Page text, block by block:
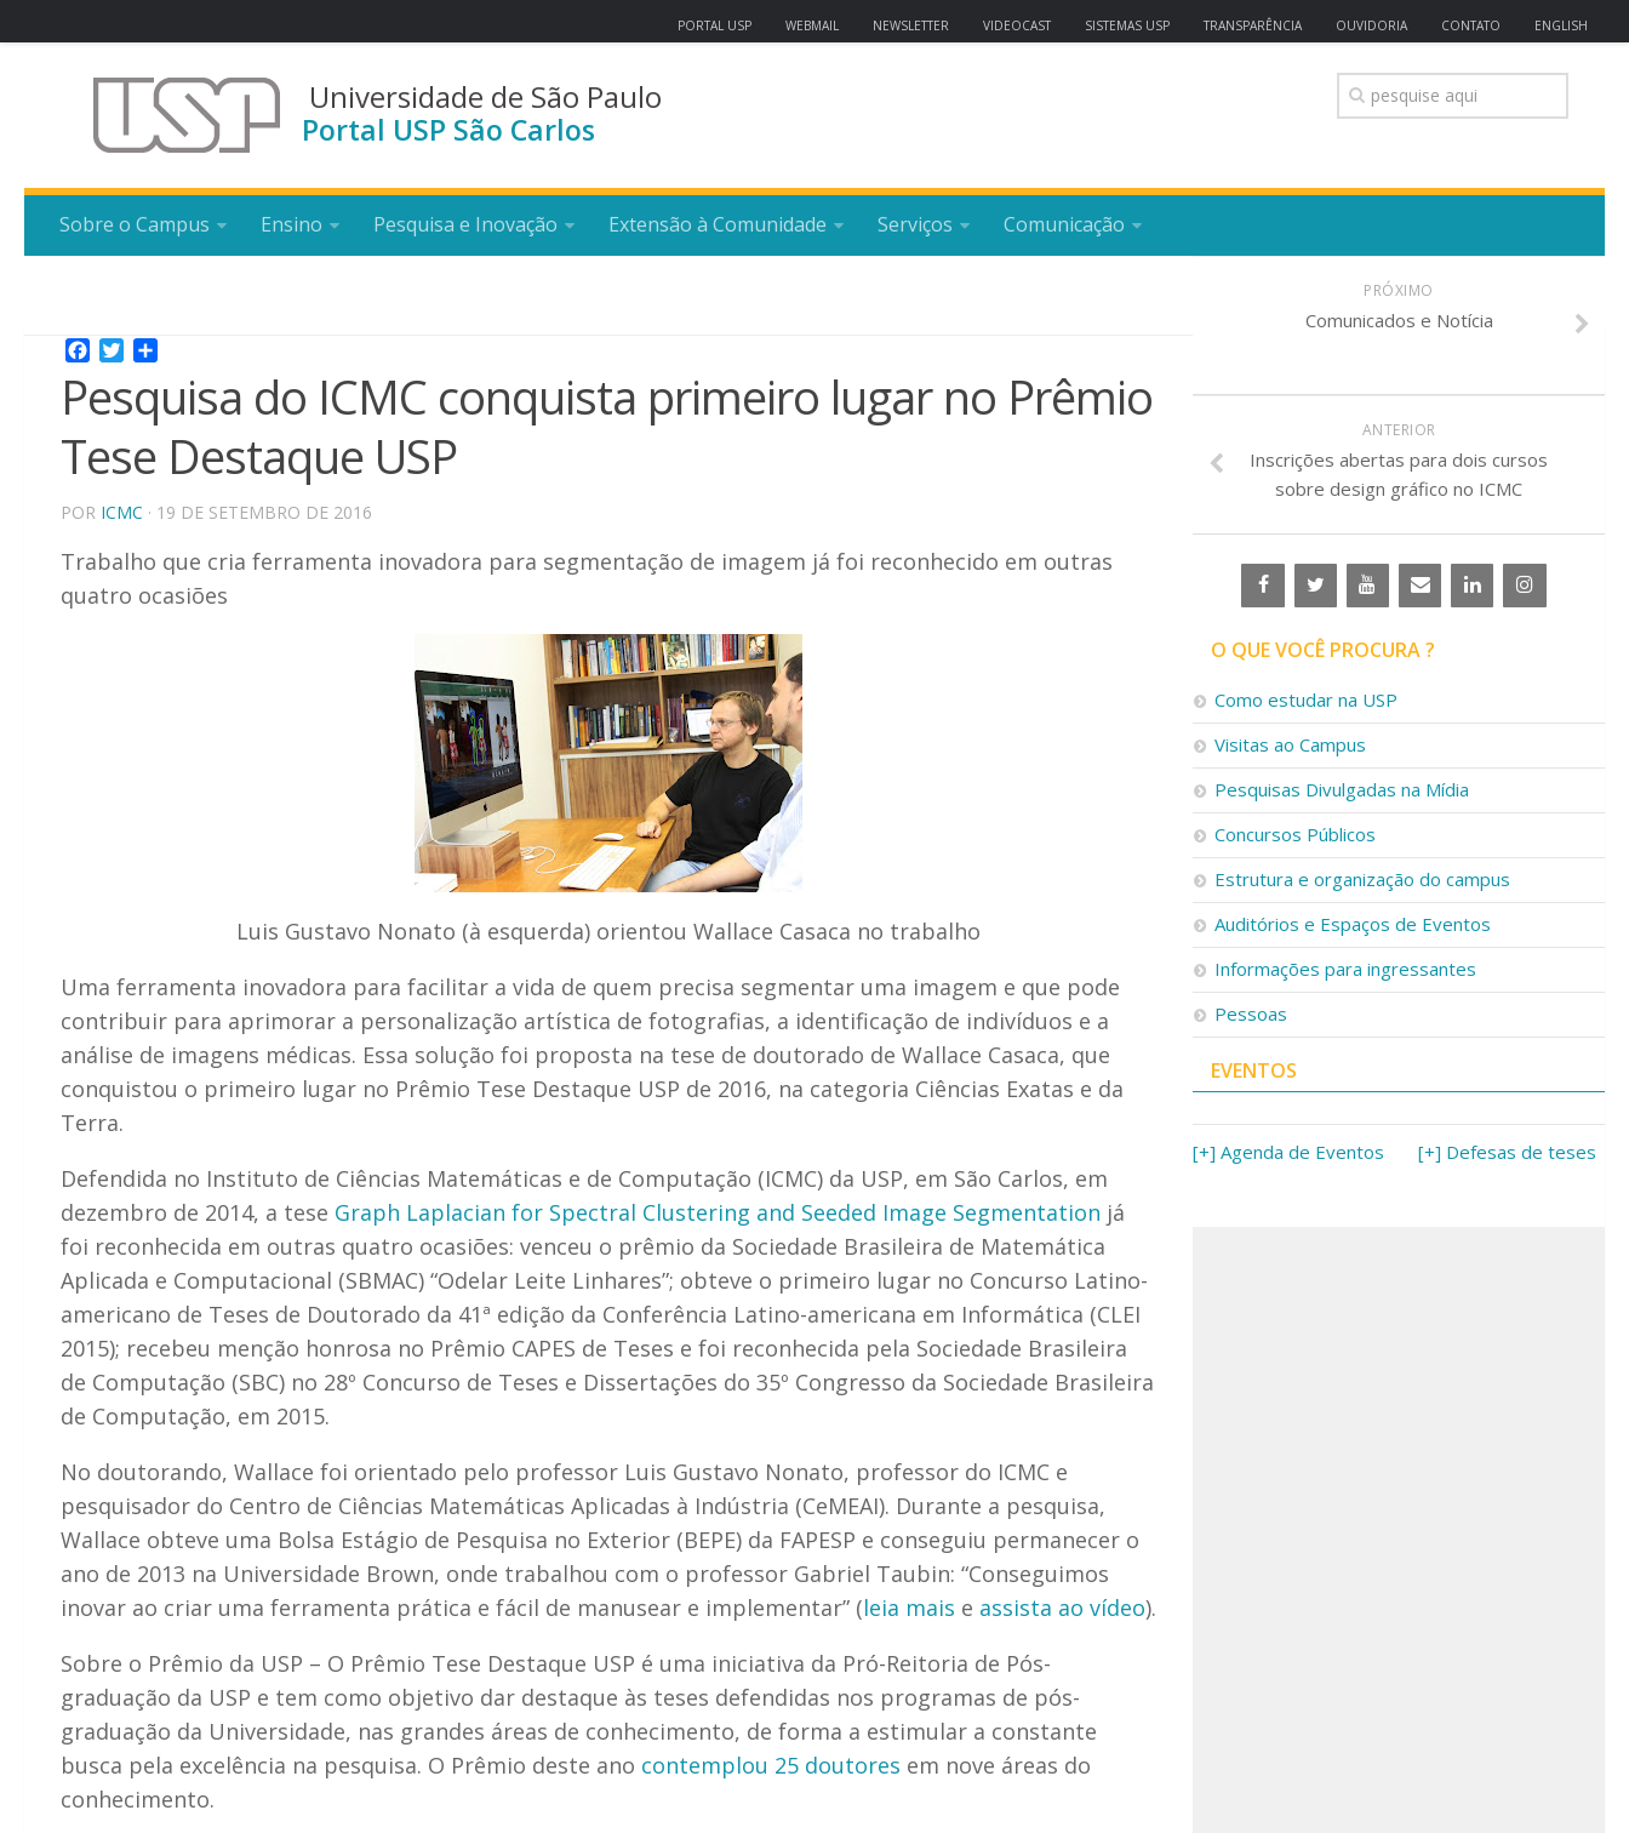
PORTAL USP WEBMAIL NEWSLETTER VIDEOCAST SISTEMAS USP TRANSPARÊNCIA OUVIDORIA CONTATO ENGLISH
Universidade de São Paulo
Portal USP São Carlos
Sobre o Campus Ensino Pesquisa e Inovação Extensão à Comunidade Serviços Comunicação
Facebook
Twitter
Pesquisa do ICMC conquista primeiro lugar no Prêmio
Tese Destaque USP
POR ICMC · 19 DE SETEMBRO DE 2016
Trabalho que cria ferramenta inovadora para segmentação de imagem já foi reconhecido em outras
quatro ocasiões
Luis Gustavo Nonato (à esquerda) orientou Wallace Casaca no trabalho
Uma ferramenta inovadora para facilitar a vida de quem precisa segmentar uma imagem e que pode
contribuir para aprimorar a personalização artística de fotografias, a identificação de indivíduos e a
análise de imagens médicas. Essa solução foi proposta na tese de doutorado de Wallace Casaca, que
conquistou o primeiro lugar no Prêmio Tese Destaque USP de 2016, na categoria Ciências Exatas e da
Terra.
Defendida no Instituto de Ciências Matemáticas e de Computação (ICMC) da USP, em São Carlos, em
dezembro de 2014, a tese Graph Laplacian for Spectral Clustering and Seeded Image Segmentation já
foi reconhecida em outras quatro ocasiões: venceu o prêmio da Sociedade Brasileira de Matemática
Aplicada e Computacional (SBMAC) “Odelar Leite Linhares”; obteve o primeiro lugar no Concurso Latino-
americano de Teses de Doutorado da 41ª edição da Conferência Latino-americana em Informática (CLEI
2015); recebeu menção honrosa no Prêmio CAPES de Teses e foi reconhecida pela Sociedade Brasileira
de Computação (SBC) no 28º Concurso de Teses e Dissertações do 35º Congresso da Sociedade Brasileira
de Computação, em 2015.
No doutorando, Wallace foi orientado pelo professor Luis Gustavo Nonato, professor do ICMC e
pesquisador do Centro de Ciências Matemáticas Aplicadas à Indústria (CeMEAI). Durante a pesquisa,
Wallace obteve uma Bolsa Estágio de Pesquisa no Exterior (BEPE) da FAPESP e conseguiu permanecer o
ano de 2013 na Universidade Brown, onde trabalhou com o professor Gabriel Taubin: “Conseguimos
inovar ao criar uma ferramenta prática e fácil de manusear e implementar” (leia mais e assista ao vídeo).
Sobre o Prêmio da USP – O Prêmio Tese Destaque USP é uma iniciativa da Pró-Reitoria de Pós-
graduação da USP e tem como objetivo dar destaque às teses defendidas nos programas de pós-
graduação da Universidade, nas grandes áreas de conhecimento, de forma a estimular a constante
busca pela excelência na pesquisa. O Prêmio deste ano contemplou 25 doutores em nove áreas do
conhecimento.
PRÓXIMO
Comunicados e Notícia
ANTERIOR
Inscrições abertas para dois cursos
sobre design gráfico no ICMC
O QUE VOCÊ PROCURA ?
Como estudar na USP
Visitas ao Campus
Pesquisas Divulgadas na Mídia
Concursos Públicos
Estrutura e organização do campus
Auditórios e Espaços de Eventos
Informações para ingressantes
Pessoas
EVENTOS
[+] Agenda de Eventos [+] Defesas de teses